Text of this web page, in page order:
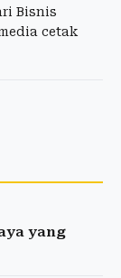
Bisnis
cetak
yang